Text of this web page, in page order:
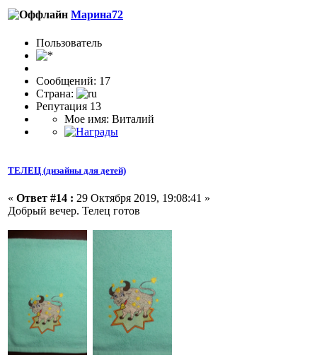
Марина72
Пользоватeль
Сообщений: 17
Страна:
Репутация 13
Мое имя: Виталий
ТЕЛЕЦ (дизайны для детей)
« Ответ #14 : 29 Октября 2019, 19:08:41 »
Добрый вечер. Телец готов